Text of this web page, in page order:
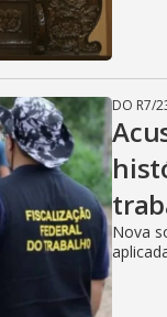
DO R7/
Nova